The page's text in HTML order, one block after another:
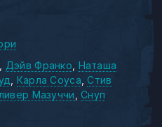
Дэйв Франко Наташа
Карла Соуса Стив
Мазуччи Снуп